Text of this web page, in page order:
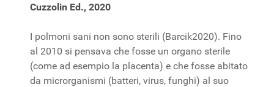
Cuzzolin Ed., 2020
I polmoni sani non sono sterili (Barcik2020). Fino
al 2010 si pensava che fosse un organo sterile
(come ad esempio la placenta) e che fosse abitato
da microrganismi (batteri, virus, funghi) al suo